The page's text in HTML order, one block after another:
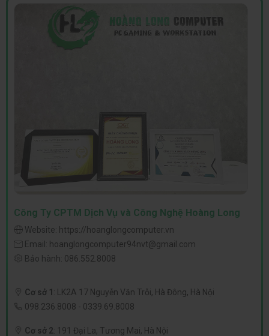
Công Ty CPTM Dịch Vụ và Công Nghệ Hoàng Long
Website: https://hoanglongcomputer.vn
Email: hoanglongcomputer94nvt@gmail.com
Bảo hành: 086.552.8008
Cơ sở 1: LK2A 17 Nguyễn Văn Trỗi, Hà Đông, Hà Nội
098.236.8008 - 0339.69.8008
Cơ sở 2: 191 Đại La, Tương Mai, Hà Nội